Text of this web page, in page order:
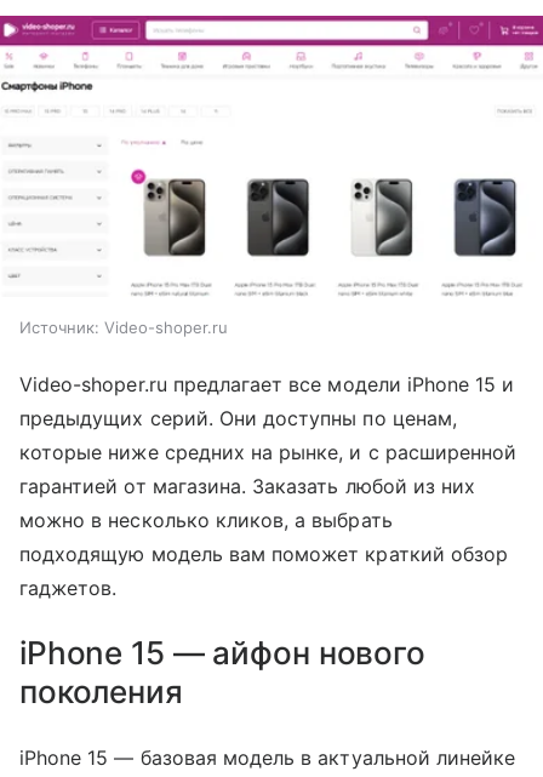
Источник: Video-shoper.ru
Video-shoper.ru предлагает все модели iPhone 15 и
предыдущих серий. Они доступны по ценам,
которые ниже средних на рынке, и с расширенной
гарантией от магазина. Заказать любой из них
можно в несколько кликов, а выбрать
подходящую модель вам поможет краткий обзор
гаджетов.
iPhone 15 — айфон нового
поколения
iPhone 15 — базовая модель в актуальной линейке